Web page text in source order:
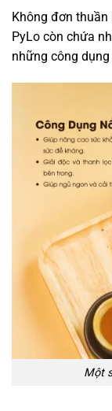
Không đơn
PyLo còn chứa
những công
Một